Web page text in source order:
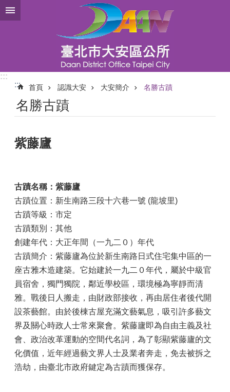
跳到主要內容區塊
:::
:::
首頁 認識大安 大安簡介 名勝古蹟
名勝古蹟
紫藤廬
古蹟名稱：紫藤廬
古蹟位置： 新生南路三段十六巷一號 (龍坡里)
古蹟等級： 市定
古蹟類別： 其他
創建年代： 大正年間（一九二０）年代
古蹟簡介： 紫藤廬為位於新生南路日式住宅集中區的一
座古雅木造建築。它始建於一九二０年代，屬於中級官
員宿舍，獨門獨院，鄰近學校區，環境極為寧靜而清
雅。戰後日人搬走，由財政部接收，再由居住者後代開
設茶藝館。由於後棟古屋充滿文藝氣息，吸引許多藝文
界及關心時政人士常來聚會。紫藤廬即為自由主義及社
會、政治改革運動的空間代名詞，為了彰顯紫藤廬的文
化價值，近年經過藝文界人士及業者奔走，免去被拆之
浩劫，由臺北市政府鍵定為古蹟而獲保存。